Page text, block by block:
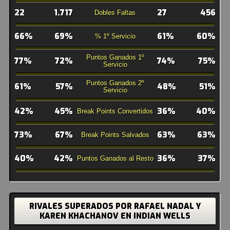
22 1.717 Dobles Faltas 27 456
66% 69% % 1º Servicio 61% 60%
77% 72%
Puntos Ganados 1º
Servicio
74% 75%
61% 57%
Puntos Ganados 2º
Servicio
48% 51%
42% 45% Break Points Convertidos 36% 40%
73% 67% Break Points Salvados 63% 63%
40% 42% Puntos Ganados al Resto 36% 37%
RIVALES SUPERADOS POR RAFAEL NADAL Y
KAREN KHACHANOV EN INDIAN WELLS